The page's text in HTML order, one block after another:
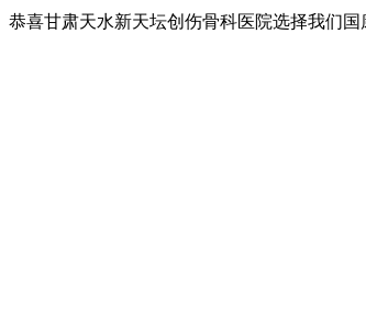
恭喜甘肃天水新天坛创伤骨科医院选择我们国